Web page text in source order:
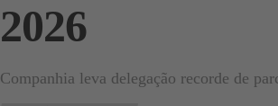
2026
Companhia leva delegação recorde de